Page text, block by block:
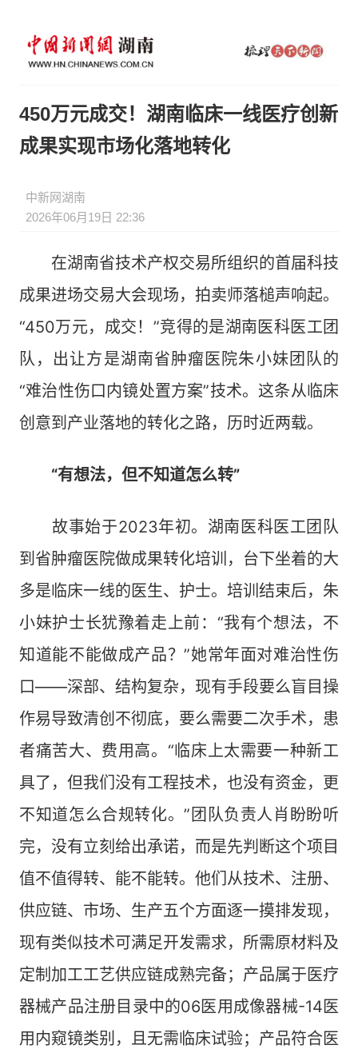
450万元成交！湖南临床一线医疗创新
成果实现市场化落地转化
中新网湖南
2026年06月19日 22:36
在湖南省技术产权交易所组织的首届科技
成果进场交易大会现场，拍卖师落槌声响起。
“450万元，成交！”竞得的是湖南医科医工团
队，出让方是湖南省肿瘤医院朱小妹团队的
“难治性伤口内镜处置方案”技术。这条从临床
创意到产业落地的转化之路，历时近两载。
“有想法，但不知道怎么转”
故事始于2023年初。湖南医科医工团队
到省肿瘤医院做成果转化培训，台下坐着的大
多是临床一线的医生、护士。培训结束后，朱
小妹护士长犹豫着走上前：“我有个想法，不
知道能不能做成产品？”她常年面对难治性伤
口——深部、结构复杂，现有手段要么盲目操
作易导致清创不彻底，要么需要二次手术，患
者痛苦大、费用高。“临床上太需要一种新工
具了，但我们没有工程技术，也没有资金，更
不知道怎么合规转化。”团队负责人肖盼盼听
完，没有立刻给出承诺，而是先判断这个项目
值不值得转、能不能转。他们从技术、注册、
供应链、市场、生产五个方面逐一摸排发现，
现有类似技术可满足开发需求，所需原材料及
定制加工工艺供应链成熟完备；产品属于医疗
器械产品注册目录中的06医用成像器械-14医
用内窥镜类别，且无需临床试验；产品符合医